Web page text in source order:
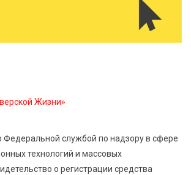
марафоне «Пушкин — Петербург»
беговая трасса для
спортсменов
Жизни»
Федеральной службой по надзору в сфере
технологий и массовых
о регистрации средства